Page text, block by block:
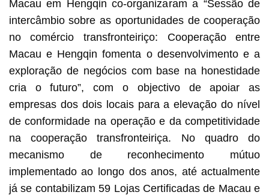
Macau em Hengqin co-organizaram a “Sessão de
intercâmbio sobre as oportunidades de cooperação
no comércio transfronteiriço: Cooperação entre
Macau e Hengqin fomenta o desenvolvimento e a
exploração de negócios com base na honestidade
cria o futuro”, com o objectivo de apoiar as
empresas dos dois locais para a elevação do nível
de conformidade na operação e da competitividade
na cooperação transfronteiriça. No quadro do
mecanismo de reconhecimento mútuo
implementado ao longo dos anos, até actualmente
já se contabilizam 59 Lojas Certificadas de Macau e